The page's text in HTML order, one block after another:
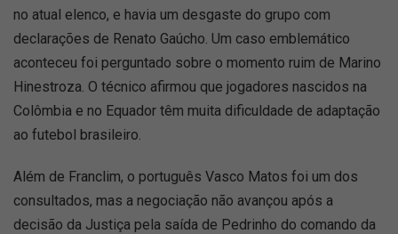
no atual elenco, e havia um desgaste do grupo com
declarações de Renato Gaúcho. Um caso emblemático
aconteceu foi perguntado sobre o momento ruim de Marino
Hinestroza. O técnico afirmou que jogadores nascidos na
Colômbia e no Equador têm muita dificuldade de adaptação
ao futebol brasileiro.
Além de Franclim, o português Vasco Matos foi um dos
consultados, mas a negociação não avançou após a
decisão da Justiça pela saída de Pedrinho do comando da